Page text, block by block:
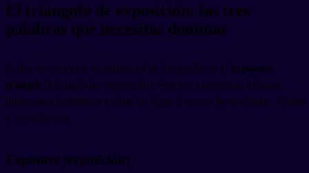
El triángulo de exposición: las tres
palabras que necesitas dominar
Si hay un concepto fundamental en fotografía, es el exposure
triangle (triángulo de exposición). Son tres ajustes que trabajan
juntos para determinar cuánta luz llega al sensor de tu cámara. Vamos
a ver cada uno.
Exposure (exposición)